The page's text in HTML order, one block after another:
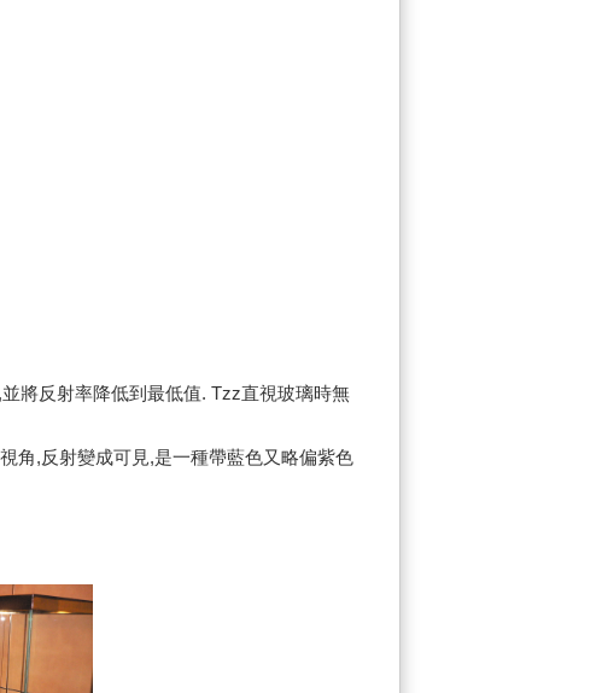
,並將反射率降低到最低值. Tzz直視玻璃時無
角,反射變成可見,是一種帶藍色又略偏紫色